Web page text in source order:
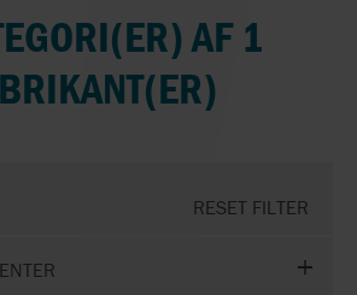
AF 1
RESET FILTER